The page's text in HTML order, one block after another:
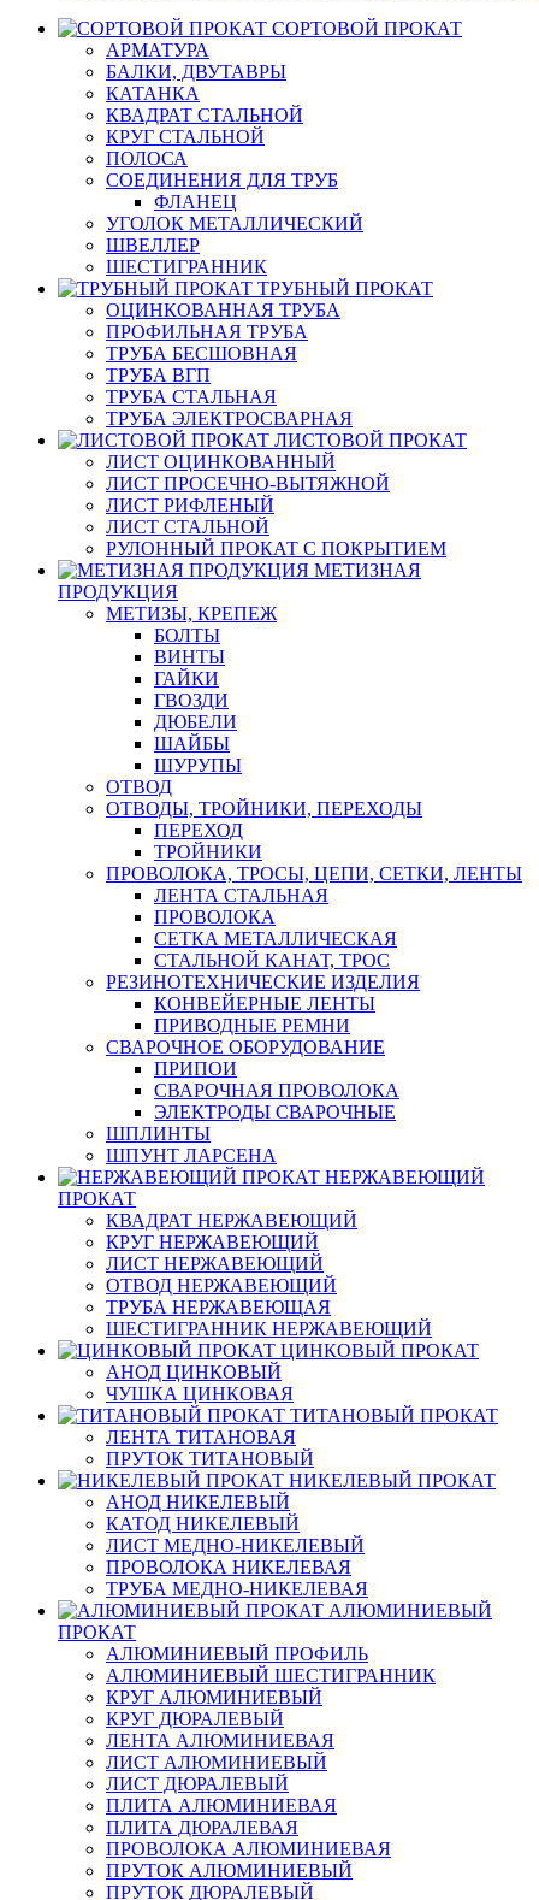
СОРТОВОЙ ПРОКАТ
АРМАТУРА
БАЛКИ, ДВУТАВРЫ
КАТАНКА
КВАДРАТ СТАЛЬНОЙ
КРУГ СТАЛЬНОЙ
ПОЛОСА
СОЕДИНЕНИЯ ДЛЯ ТРУБ
ФЛАНЕЦ
УГОЛОК МЕТАЛЛИЧЕСКИЙ
ШВЕЛЛЕР
ШЕСТИГРАННИК
ТРУБНЫЙ ПРОКАТ
ОЦИНКОВАННАЯ ТРУБА
ПРОФИЛЬНАЯ ТРУБА
ТРУБА БЕСШОВНАЯ
ТРУБА ВГП
ТРУБА СТАЛЬНАЯ
ТРУБА ЭЛЕКТРОСВАРНАЯ
ЛИСТОВОЙ ПРОКАТ
ЛИСТ ОЦИНКОВАННЫЙ
ЛИСТ ПРОСЕЧНО-ВЫТЯЖНОЙ
ЛИСТ РИФЛЕНЫЙ
ЛИСТ СТАЛЬНОЙ
РУЛОННЫЙ ПРОКАТ С ПОКРЫТИЕМ
МЕТИЗНАЯ
ПРОДУКЦИЯ
МЕТИЗЫ, КРЕПЕЖ
БОЛТЫ
ВИНТЫ
ГАЙКИ
ГВОЗДИ
ДЮБЕЛИ
ШАЙБЫ
ШУРУПЫ
ОТВОД
ОТВОДЫ, ТРОЙНИКИ, ПЕРЕХОДЫ
ПЕРЕХОД
ТРОЙНИКИ
ПРОВОЛОКА, ТРОСЫ, ЦЕПИ, СЕТКИ, ЛЕНТЫ
ЛЕНТА СТАЛЬНАЯ
ПРОВОЛОКА
СЕТКА МЕТАЛЛИЧЕСКАЯ
СТАЛЬНОЙ КАНАТ, ТРОС
РЕЗИНОТЕХНИЧЕСКИЕ ИЗДЕЛИЯ
КОНВЕЙЕРНЫЕ ЛЕНТЫ
ПРИВОДНЫЕ РЕМНИ
СВАРОЧНОЕ ОБОРУДОВАНИЕ
ПРИПОИ
СВАРОЧНАЯ ПРОВОЛОКА
ЭЛЕКТРОДЫ СВАРОЧНЫЕ
ШПЛИНТЫ
ШПУНТ ЛАРСЕНА
НЕРЖАВЕЮЩИЙ
ПРОКАТ
КВАДРАТ НЕРЖАВЕЮЩИЙ
КРУГ НЕРЖАВЕЮЩИЙ
ЛИСТ НЕРЖАВЕЮЩИЙ
ОТВОД НЕРЖАВЕЮЩИЙ
ТРУБА НЕРЖАВЕЮЩАЯ
ШЕСТИГРАННИК НЕРЖАВЕЮЩИЙ
ЦИНКОВЫЙ ПРОКАТ
АНОД ЦИНКОВЫЙ
ЧУШКА ЦИНКОВАЯ
ТИТАНОВЫЙ ПРОКАТ
ЛЕНТА ТИТАНОВАЯ
ПРУТОК ТИТАНОВЫЙ
НИКЕЛЕВЫЙ ПРОКАТ
АНОД НИКЕЛЕВЫЙ
КАТОД НИКЕЛЕВЫЙ
ЛИСТ МЕДНО-НИКЕЛЕВЫЙ
ПРОВОЛОКА НИКЕЛЕВАЯ
ТРУБА МЕДНО-НИКЕЛЕВАЯ
АЛЮМИНИЕВЫЙ
ПРОКАТ
АЛЮМИНИЕВЫЙ ПРОФИЛЬ
АЛЮМИНИЕВЫЙ ШЕСТИГРАННИК
КРУГ АЛЮМИНИЕВЫЙ
КРУГ ДЮРАЛЕВЫЙ
ЛЕНТА АЛЮМИНИЕВАЯ
ЛИСТ АЛЮМИНИЕВЫЙ
ЛИСТ ДЮРАЛЕВЫЙ
ПЛИТА АЛЮМИНИЕВАЯ
ПЛИТА ДЮРАЛЕВАЯ
ПРОВОЛОКА АЛЮМИНИЕВАЯ
ПРУТОК АЛЮМИНИЕВЫЙ
ПРУТОК ДЮРАЛЕВЫЙ